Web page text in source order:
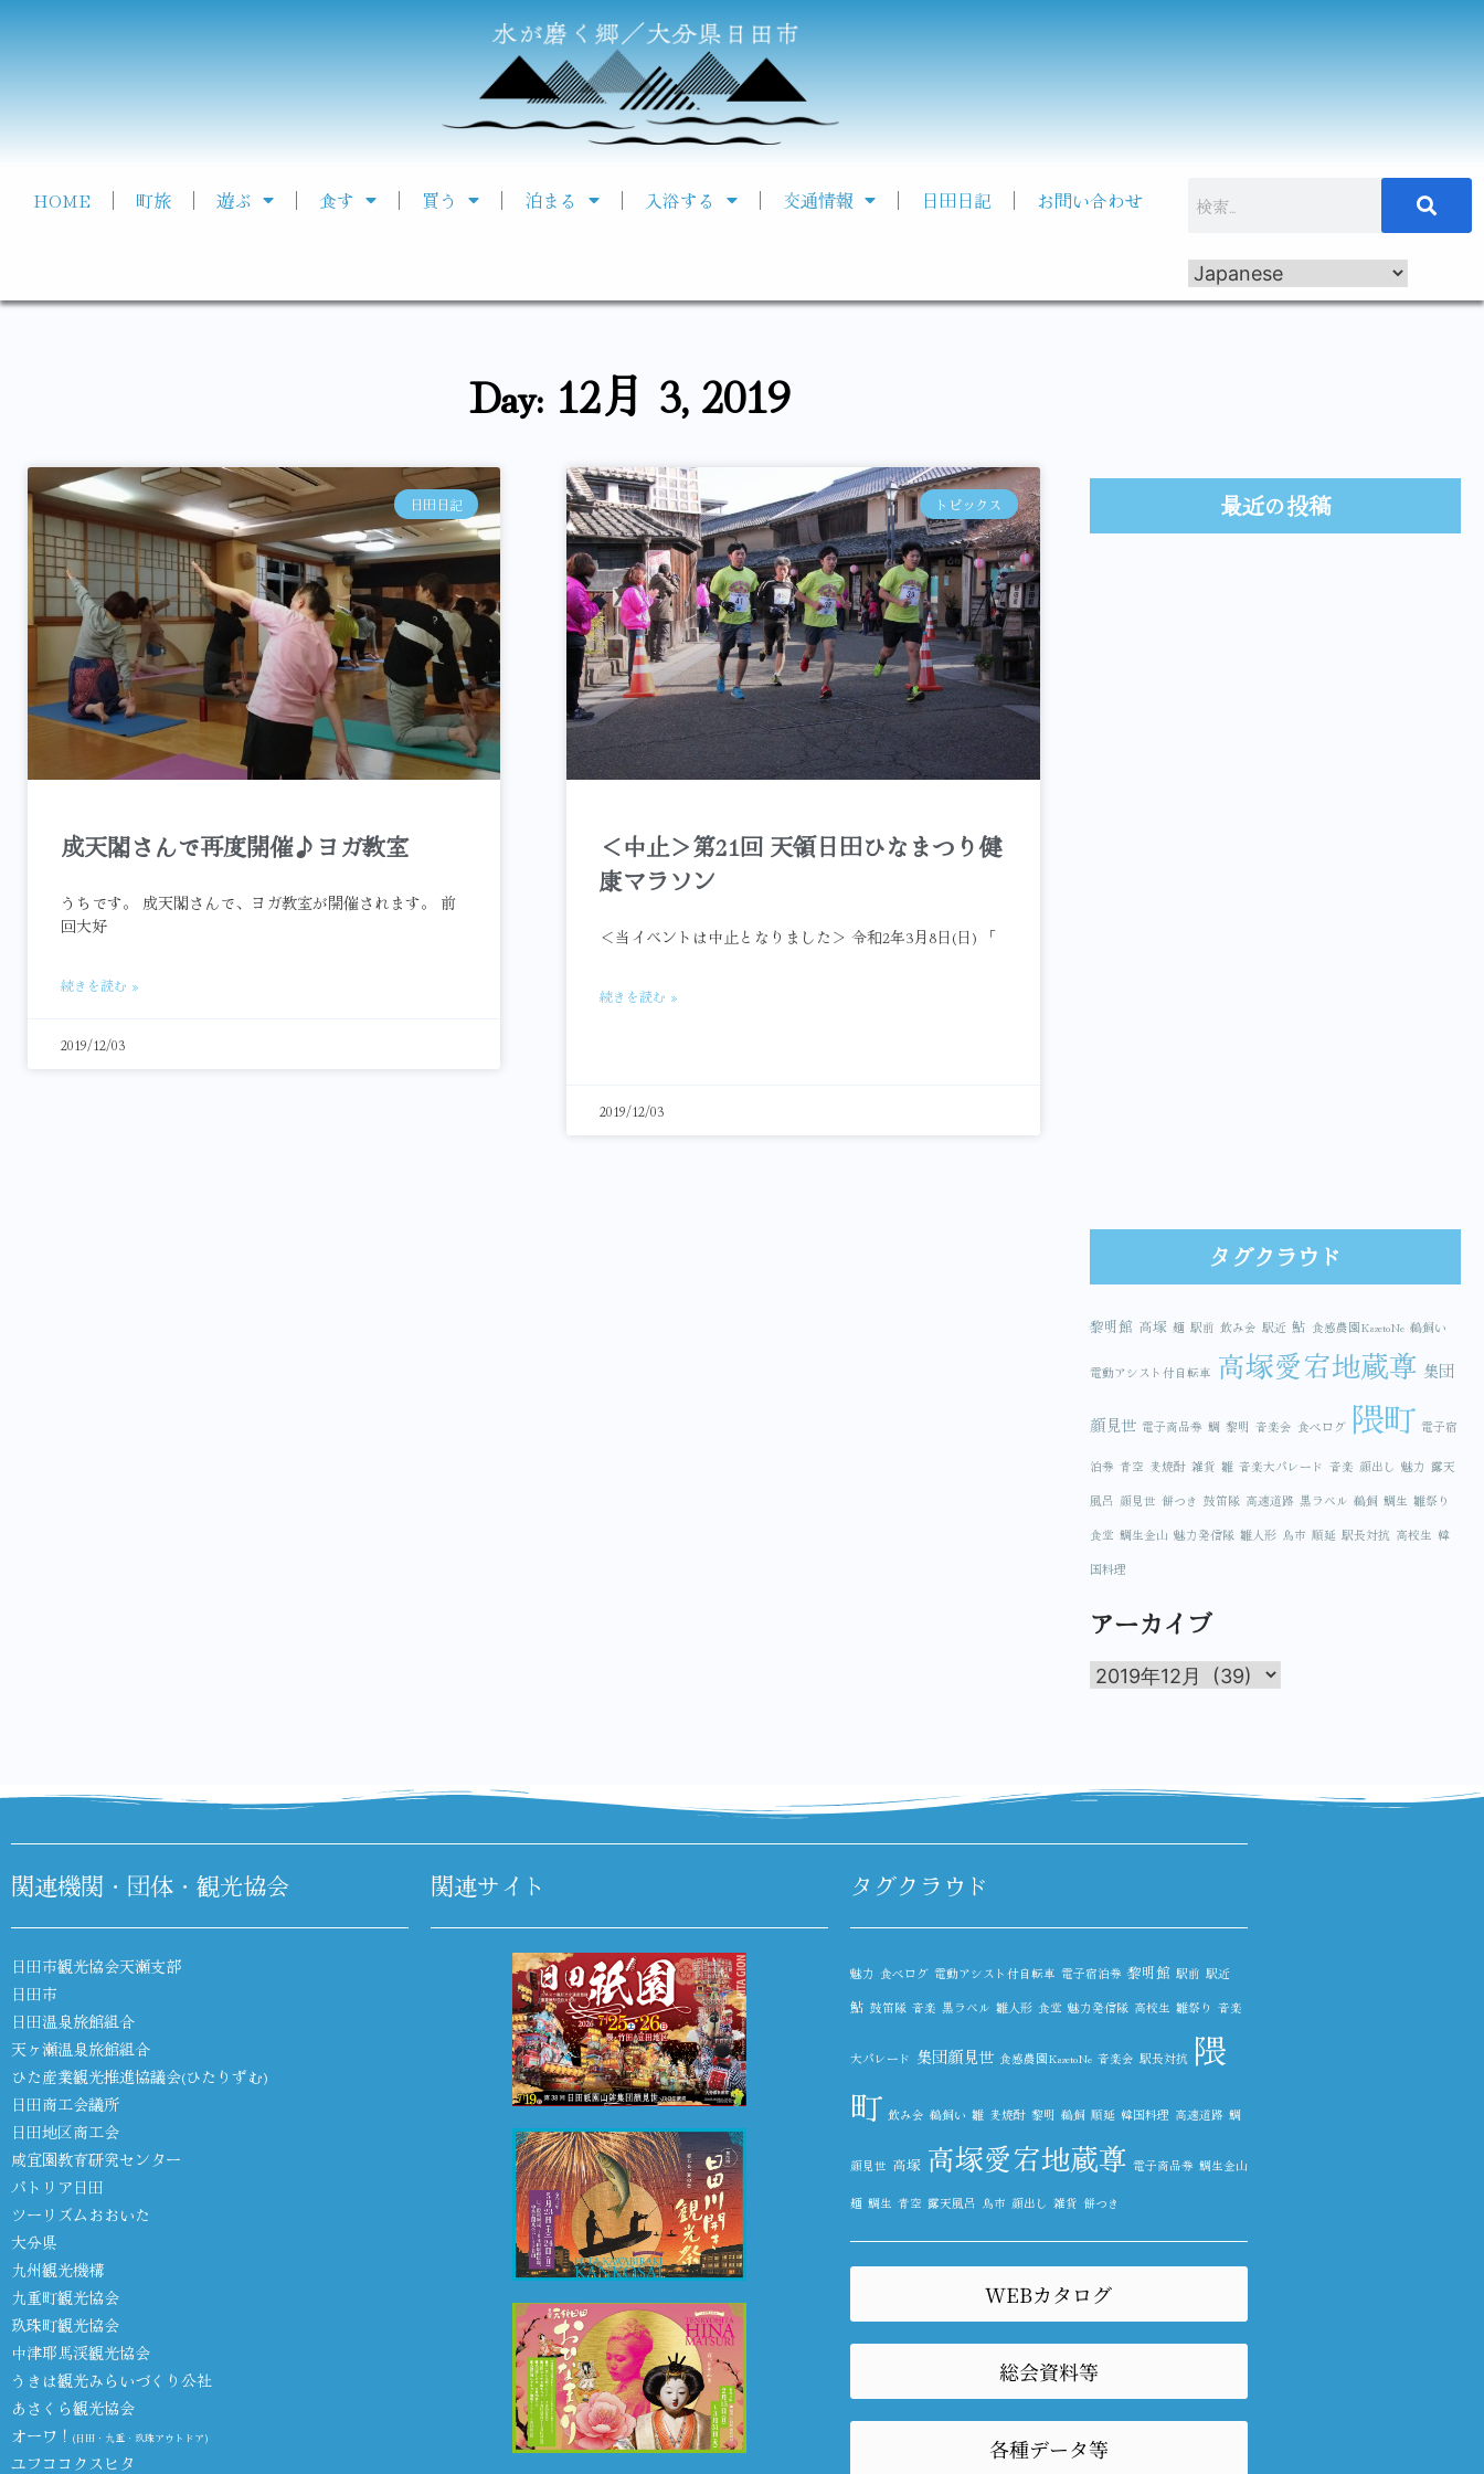
HOME 町旅 遊ぶ 食す 買う 泊まる 入浴する 交通情報 日田日記 お問い合わせ
Day: 12月 3, 2019
日田日記
成天閣さんで再度開催♪ヨガ教室
うちです。 成天閣さんで、ヨガ教室が開催されます。 前
回大好
続きを読む »
2019/12/03
トピックス
＜中止＞第21回 天領日田ひなまつり健
康マラソン
＜当イベントは中止となりました＞ 令和2年3月8日(日) 「
続きを読む »
2019/12/03
最近の投稿
タグクラウド
黎明館 高塚 麺 駅前 飲み会 駅近 鮎 食感農園KazetoNe 鵜飼い
電動アシスト付自転車 高塚愛宕地蔵尊 集団
顔見世 電子商品券 鯛 黎明 音楽会 食べログ 隈町 電子宿
泊券 青空 麦焼酎 雑貨 雛 音楽大パレード 音楽 顔出し 魅力 露天
風呂 顔見世 餅つき 鼓笛隊 高速道路 黒ラベル 鵜飼 鯛生 雛祭り
食堂 鯛生金山 魅力発信隊 雛人形 鳥市 順延 駅長対抗 高校生 韓
国料理
アーカイブ
関連機関・団体・観光協会
日田市観光協会天瀬支部
日田市
日田温泉旅館組合
天ヶ瀬温泉旅館組合
ひた産業観光推進協議会(ひたりずむ)
日田商工会議所
日田地区商工会
咸宜園教育研究センター
パトリア日田
ツーリズムおおいた
大分県
九州観光機構
九重町観光協会
玖珠町観光協会
中津耶馬渓観光協会
うきは観光みらいづくり公社
あさくら観光協会
オーワ！ (日田・九重・玖珠アウトドア)
ユフココクスヒタ
関連サイト タグクラウド
魅力 食べログ 電動アシスト付自転車 電子宿泊券 黎明館 駅前 駅近
鮎 鼓笛隊 音楽 黒ラベル 雛人形 食堂 魅力発信隊 高校生 雛祭り 音楽
大パレード 集団顔見世 食感農園KazetoNe 音楽会 駅長対抗 隈
町 飲み会 鵜飼い 雛 麦焼酎 黎明 鵜飼 順延 韓国料理 高速道路 鯛
顔見世 高塚 高塚愛宕地蔵尊 電子商品券 鯛生金山
麺 鯛生 青空 露天風呂 鳥市 顔出し 雑貨 餅つき
WEBカタログ
総会資料等
各種データ等